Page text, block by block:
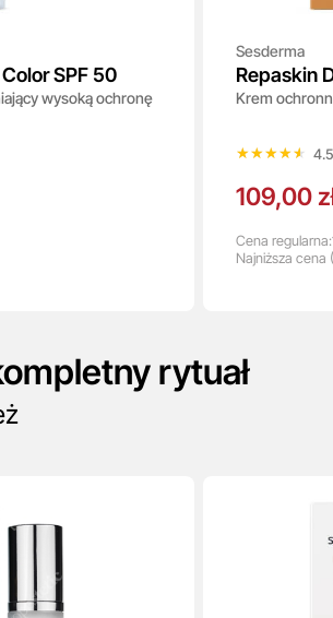
SPF 50
wysoką ochronę
Sesderma
Repaskin
Krem
★★★★★
★★★★★
109,00
Cena regularna:
Najniższa cena
rytuał